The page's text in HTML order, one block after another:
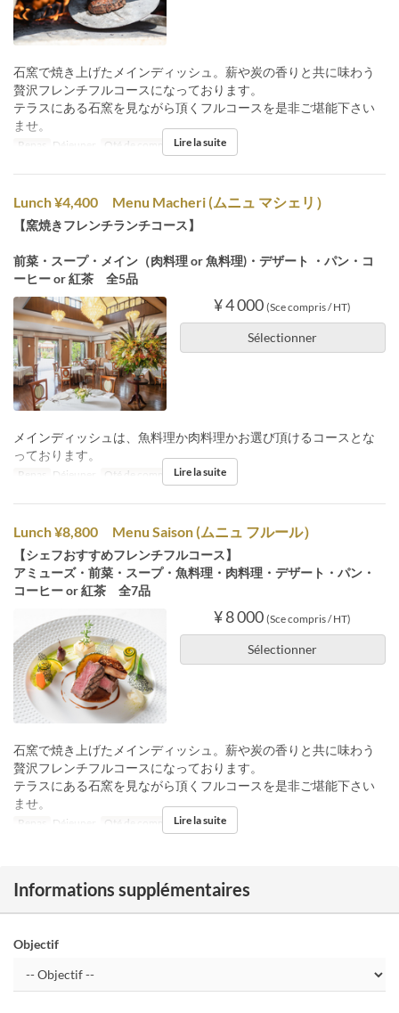
石窯で焼き上げたメインディッシュ。薪や炭の香りと共に味わう
贅沢フレンチフルコースになっております。
テラスにある石窯を見ながら頂くフルコースを是非ご堪能下さい
ませ。
Repas Déjeuner Qté de commande 2 ~
Lire la suite
Lunch ¥4,400 Menu Macheri (ムニュ マシェリ）
【窯焼きフレンチランチコース】
前菜・スープ・メイン（肉料理 or 魚料理)・デザート ・パン・コ
ーヒー or 紅茶 全5品
¥ 4 000 (Sce compris / HT)
Sélectionner
メインディッシュは、魚料理か肉料理かお選び頂けるコースとな
っております。
Repas Déjeuner Qté de commande 2 ~
Lire la suite
Lunch ¥8,800 Menu Saison (ムニュ フルール）
【シェフおすすめフレンチフルコース】
アミューズ・前菜・スープ・魚料理・肉料理・デザート・パン・
コーヒー or 紅茶 全7品
¥ 8 000 (Sce compris / HT)
Sélectionner
石窯で焼き上げたメインディッシュ。薪や炭の香りと共に味わう
贅沢フレンチフルコースになっております。
テラスにある石窯を見ながら頂くフルコースを是非ご堪能下さい
ませ。
Repas Déjeuner Qté de commande 2 ~
Lire la suite
Informations supplémentaires
Objectif